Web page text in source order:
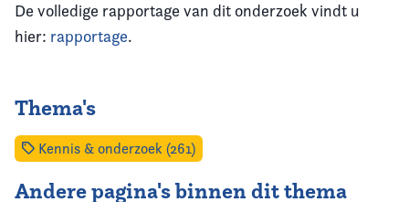
De volledige rapportage van dit onderzoek vindt u
hier: rapportage.
Thema's
Kennis & onderzoek (261)
Andere pagina's binnen dit thema